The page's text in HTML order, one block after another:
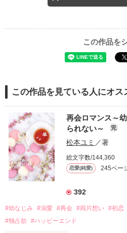
この作品を
この作品を見ている人にオス
再会ロマンス～
られない～
完
松本ユミ ／著
総文字数/144,360
恋愛(純愛) 245ペー
392
#幼なじみ #溺愛 #再会 #両片想い #初恋
#独占欲
#ハッピーエンド